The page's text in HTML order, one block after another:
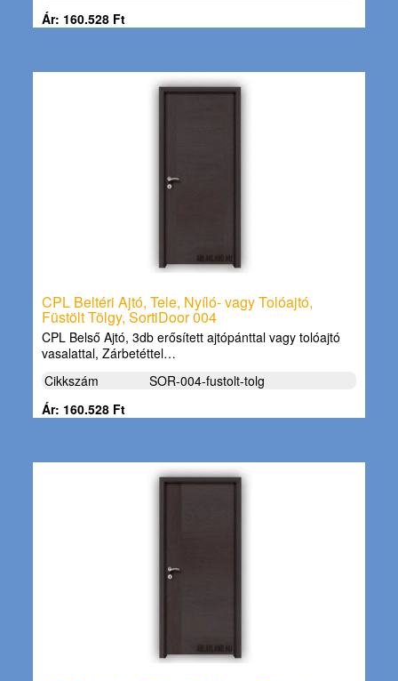
Ár: 160.528 Ft
CPL Beltéri Ajtó, Tele, Nyíló- vagy Tolóajtó,
Füstölt Tölgy, SortiDoor 004
CPL Belső Ajtó, 3db erősített ajtópánttal vagy tolóajtó
vasalattal, Zárbetéttel…
Cikkszám
SOR-004-fustolt-tolg
Ár: 160.528 Ft